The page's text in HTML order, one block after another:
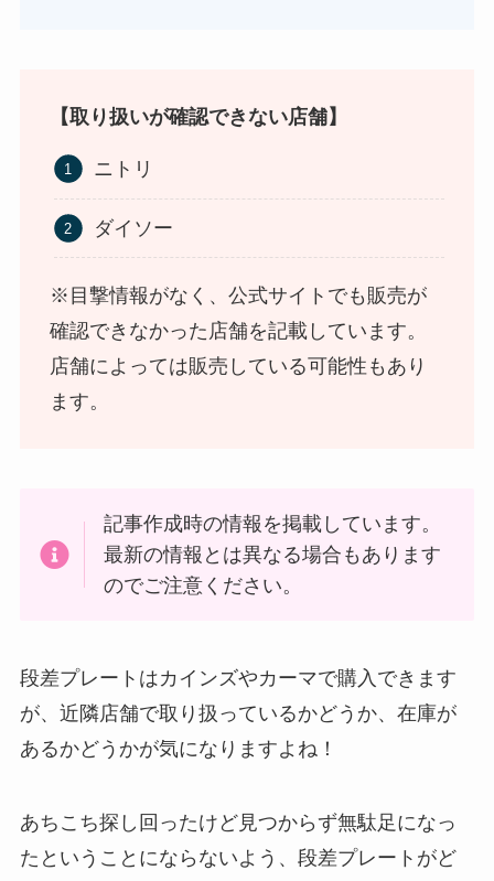
インソールはどこに売ってる？100均やドラッグス
トアで買える！
ってる！
ソンなどのコンビニで買える！
【取り扱いが確認できない店舗】
ニトリ
ダイソー
※目撃情報がなく、公式サイトでも販売が
確認できなかった店舗を記載しています。
店舗によっては販売している可能性もあり
ます。
記事作成時の情報を掲載しています。
最新の情報とは異なる場合もあります
のでご注意ください。
段差プレートはカインズやカーマで購入できます
が、近隣店舗で取り扱っているかどうか、在庫が
あるかどうかが気になりますよね！
あちこち探し回ったけど見つからず無駄足になっ
たということにならないよう、段差プレートがど